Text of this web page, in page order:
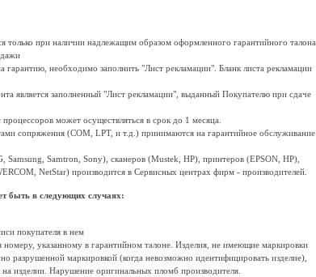
только при наличии надлежащим образом оформленного гарантийного талона
гарантию, необходимо заполнить "Лист рекламации". Бланк листа рекламации
является заполненный "Лист рекламации", выданный Покупателю при сдаче
может осуществляться в срок до 1 месяца.
сопряжения (COM, LPT, и т.д.) принимаются на гарантийное обслуживание
Samsung, Samtron, Sony), сканеров (Mustek, HP), принтеров (EPSON, HP),
NetStar) производится в Сервисных центрах фирм - производителей.
быть в следующих случаях:
покупателя в нем
номеру, указанному в гарантийном талоне. Изделия, не имеющие маркировки
разрушенной маркировкой (когда невозможно идентифицировать изделие),
изделии. Нарушение оригинальных пломб производителя.